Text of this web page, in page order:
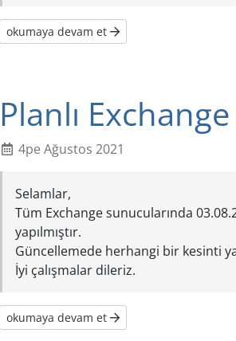
okumaya devam et
Planlı Exchange
4pe Ağustos 2021
Selamlar,
Tüm Exchange sunucularında
yapılmıştır.
Güncellemede herhangi bir kesinti
İyi çalışmalar dileriz.
okumaya devam et